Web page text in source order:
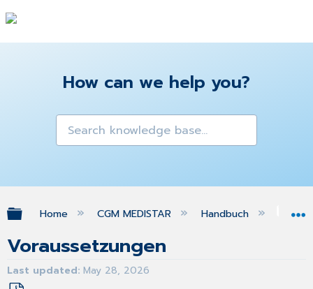
How can we help you?
Expand/collapse global hierarchy
Home CGM MEDISTAR Handbuch
Voraussetzungen
Last updated May 28, 2026